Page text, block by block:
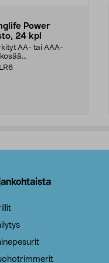
Power
24 kpl
AA- tai AAA-